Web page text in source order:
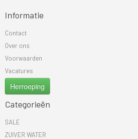
Informatie
Contact
Over ons
Voorwaarden
Vacatures
Herroeping
Categorieën
SALE
ZUIVER WATER